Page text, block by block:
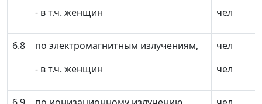
- в т.ч. женщин
чел
6.8
по электромагнитным излучениям,
- в т.ч. женщин
чел
чел